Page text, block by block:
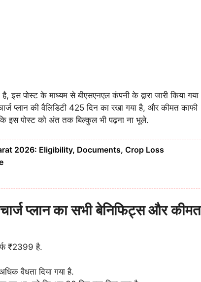
पोस्ट के माध्यम से बीएसएनएल कंपनी के द्वारा जारी किया गया
प्लान की वैलिडिटी 425 दिन का रखा गया है, और कीमत काफी
इस पोस्ट को अंत तक बिल्कुल भी पढ़ना ना भूले.
2026: Eligibility, Documents, Crop Loss
प्लान का सभी बेनिफिट्स और कीमत
₹2399 है.
वैधता दिया गया है.